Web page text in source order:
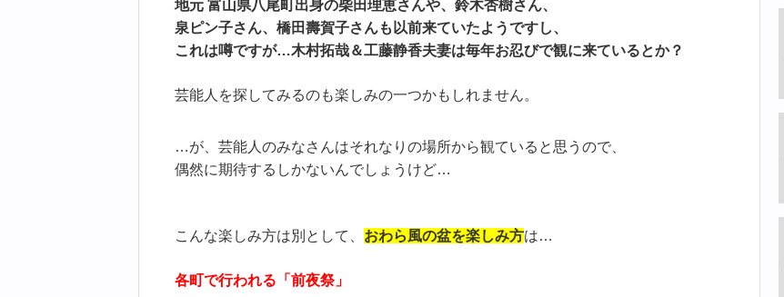
地元 富山県八尾町出身の柴田理恵さんや、鈴木杏樹さん、
泉ピン子さん、橋田壽賀子さんも以前来ていたようですし、
これは噂ですが…木村拓哉＆工藤静香夫妻は毎年お忍びで観に来ているとか？
芸能人を探してみるのも楽しみの一つかもしれません。
…が、芸能人のみなさんはそれなりの場所から観ていると思うので、
偶然に期待するしかないんでしょうけど…
こんな楽しみ方は別として、 おわら風の盆を楽しみ方は…
各町で行われる「前夜祭」